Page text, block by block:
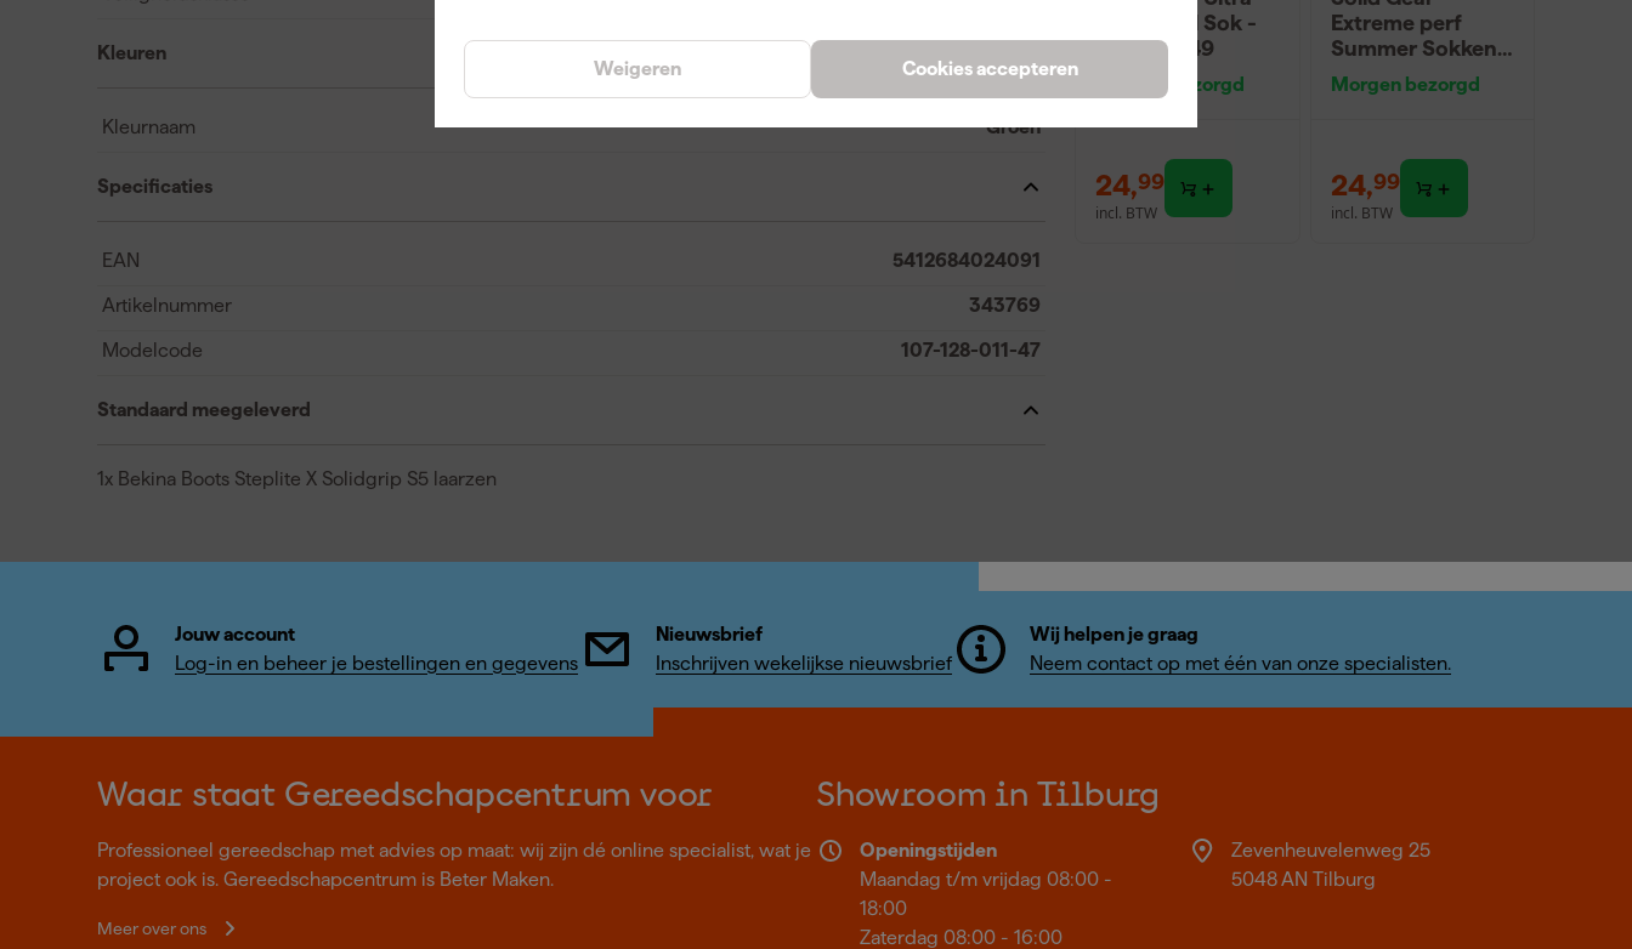
Cookies accepteren
Weigeren
Kleuren
Kleurnaam Groen
Specificaties
EAN 5412684024091
Artikelnummer 343769
Modelcode 107-128-011-47
Standaard meegeleverd
1x Bekina Boots Steplite X Solidgrip S5 laarzen
Thin Wool Sok -
Maat 47/49
Morgen bezorgd
24,99
incl. BTW
Extreme perf
Summer Sokken -
Maat 47/49
Morgen bezorgd
24,99
incl. BTW
Jouw account
Log-in en beheer je bestellingen en gegevens
Nieuwsbrief
Inschrijven wekelijkse nieuwsbrief
Wij helpen je graag
Neem contact op met één van onze specialisten.
Waar staat Gereedschapcentrum voor
Professioneel gereedschap met advies op maat: wij zijn dé online specialist, wat je
project ook is. Gereedschapcentrum is Beter Maken.
Meer over ons
Showroom in Tilburg
Openingstijden
Maandag t/m vrijdag 08:00 -
18:00
Zaterdag 08:00 - 16:00
Zevenheuvelenweg 25
5048 AN Tilburg